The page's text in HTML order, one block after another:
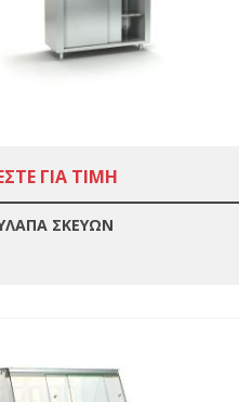
ΓΙΑ ΤΙΜΗ
ΣΚΕΥΩΝ